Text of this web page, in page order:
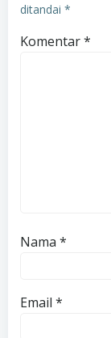
ditandai *
Komentar*
Nama *
Email *